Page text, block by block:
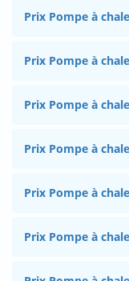
Prix Pompe à
Prix Pompe à
Prix Pompe à
Prix Pompe à
Prix Pompe à
Prix Pompe à